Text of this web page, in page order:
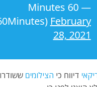
— 60 Minutes
February
28, 2021
דיווח כי הצילומים